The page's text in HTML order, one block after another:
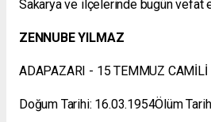
Sakarya ve ilçelerinde bugün vefat
ZENNUBE YILMAZ
ADAPAZARI - 15 TEMMUZ CAMİLİ
Doğum Tarihi: 16.03.1954Ölüm